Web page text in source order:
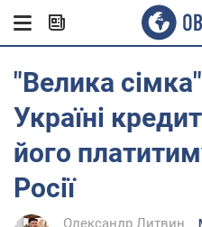
"Велика
Україні
його
Росії
Олександр Литвин